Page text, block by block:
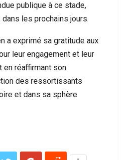
publique à ce stade,
les prochains jours.
a exprimé sa gratitude aux
leur engagement et leur
réaffirmant son
des ressortissants
et dans sa sphère